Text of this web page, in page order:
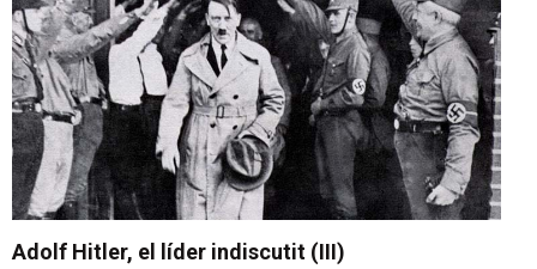
Adolf Hitler, el líder indiscutit (III)